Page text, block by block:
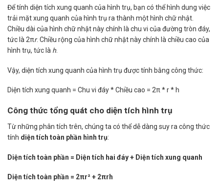
Để tính diện tích xung quanh của hình trụ, bạn có thể hình dung việc
trải mặt xung quanh của hình trụ ra thành một hình chữ nhật.
Chiều dài của hình chữ nhật này chính là chu vi của đường tròn đáy,
tức là 2πr. Chiều rộng của hình chữ nhật này chính là chiều cao của
hình trụ, tức là h.
Vậy, diện tích xung quanh của hình trụ được tính bằng công thức:
Diện tích xung quanh = Chu vi đáy * Chiều cao = 2π * r * h
Công thức tổng quát cho diện tích hình trụ
Từ những phân tích trên, chúng ta có thể dễ dàng suy ra công thức
tính diện tích toàn phần hình trụ:
Diện tích toàn phần = Diện tích hai đáy + Diện tích xung quanh
Diện tích toàn phần = 2πr² + 2πrh